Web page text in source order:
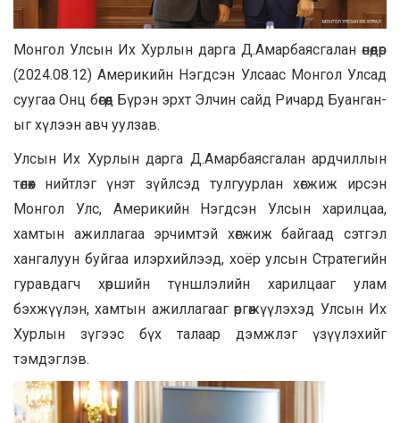
Монгол Улсын Их Хурлын дарга Д.Амарбаясгалан өнөөдөр
(2024.08.12) Америкийн Нэгдсэн Улсаас Монгол Улсад
суугаа Онц бөгөөд Бүрэн эрхт Элчин сайд Ричард Буанган-
ыг хүлээн авч уулзав.
Улсын Их Хурлын дарга Д.Амарбаясгалан ардчиллын
төлөөх нийтлэг үнэт зүйлсэд тулгуурлан хөгжиж ирсэн
Монгол Улс, Америкийн Нэгдсэн Улсын харилцаа,
хамтын ажиллагаа эрчимтэй хөгжиж байгаад сэтгэл
хангалуун буйгаа илэрхийлээд, хоёр улсын Стратегийн
гуравдагч хөршийн түншлэлийн харилцааг улам
бэхжүүлэн, хамтын ажиллагааг өргөжүүлэхэд Улсын Их
Хурлын зүгээс бүх талаар дэмжлэг үзүүлэхийг
тэмдэглэв.